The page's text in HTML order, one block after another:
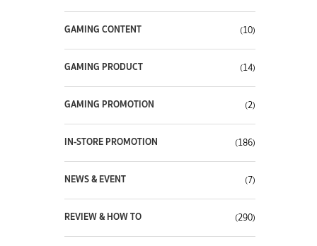
GAMING CONTENT (10)
GAMING PRODUCT (14)
GAMING PROMOTION (2)
IN-STORE PROMOTION (186)
NEWS & EVENT (7)
REVIEW & HOW TO (290)